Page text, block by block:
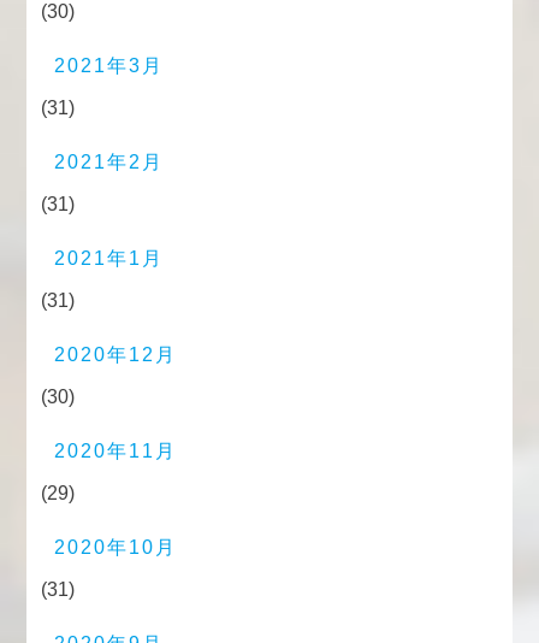
(30)
2021年3月
(31)
2021年2月
(31)
2021年1月
(31)
2020年12月
(30)
2020年11月
(29)
2020年10月
(31)